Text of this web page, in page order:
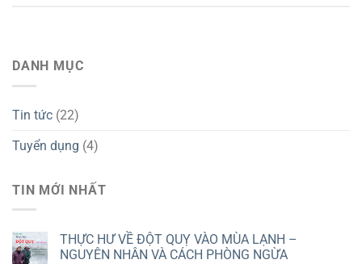
DANH MỤC
Tin tức (22)
Tuyển dụng (4)
TIN MỚI NHẤT
THỰC HƯ VỀ ĐỘT QUỴ VÀO MÙA LẠNH –
NGUYÊN NHÂN VÀ CÁCH PHÒNG NGỪA